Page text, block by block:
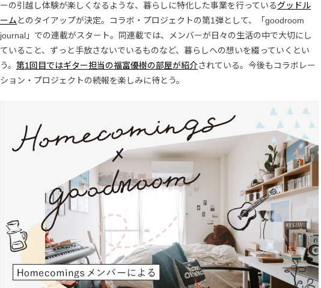
ーの引越し体験が楽しくなるような、暮らしに特化した事業を行っているグッドル
ーム とのタイアップが決定。コラボ・プロジェクトの第1弾として、「goodroom
journal」での連載がスタート。同連載では、メンバーが日々の生活の中で大切にし
ていること、ずっと手放さないでいるものなど、暮らしへの想いを綴っていくとい
う。 第1回目ではギター担当の福富優樹の部屋が紹介されている。今後もコラボレー
ション・プロジェクトの続報を楽しみに待とう。